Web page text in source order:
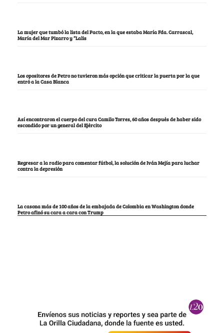
La mujer que tumbó la lista del Pacto, en la que estaba María Fda. Carrascal,
María del Mar Pizarro y “Lalis
Los opositores de Petro no tuvieron más opción que criticar la puerta por la que
entró a la Casa Blanca
Así encontraron el cuerpo del cura Camilo Torres, 60 años después de haber sido
escondido por un general del Ejército
Regresar a la radio para comentar fútbol, la solución de Iván Mejía para luchar
contra la depresión
La casona más de 100 años de la embajada de Colombia en Washington donde
Petro afinó su cara a cara con Trump